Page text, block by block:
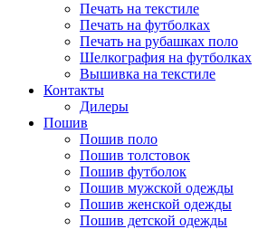
Печать на текстиле
Печать на футболках
Печать на рубашках поло
Шелкография на футболках
Вышивка на текстиле
Контакты
Дилеры
Пошив
Пошив поло
Пошив толстовок
Пошив футболок
Пошив мужской одежды
Пошив женской одежды
Пошив детской одежды